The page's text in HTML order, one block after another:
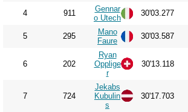
4 911
Gennar
o Utech
30'03.277
5 295
Mano
Faure
30'03.587
6 202
Ryan
Opplige
r
30'13.118
7 724
Jekabs
Kubulin
s
30'17.703